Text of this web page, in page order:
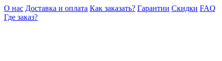
О нас Доставка и оплата Как заказать? Гарантии Скидки FAQ
Где заказ?